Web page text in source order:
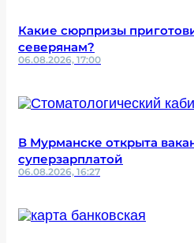
Какие сюрпризы
северянам?
06.08.2026, 17:00
В Мурманске открыта
суперзарплатой
06.08.2026, 16:27